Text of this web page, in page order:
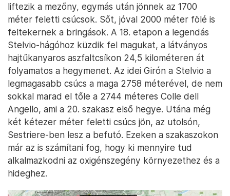
liftezik a mezőny, egymás után jönnek az 1700
méter feletti csúcsok. Sőt, jóval 2000 méter fölé is
feltekernek a bringások. A 18. etapon a legendás
Stelvio-hágóhoz küzdik fel magukat, a látványos
hajtűkanyaros aszfaltcsíkon 24,5 kilométeren át
folyamatos a hegymenet. Az idei Girón a Stelvio a
legmagasabb csúcs a maga 2758 méterével, de nem
sokkal marad el tőle a 2744 méteres Colle dell
Angello, ami a 20. szakasz első hegye. Utána még
két kétezer méter feletti csúcs jön, az utolsón,
Sestriere-ben lesz a befutó. Ezeken a szakaszokon
már az is számítani fog, hogy ki mennyire tud
alkalmazkodni az oxigénszegény környezethez és a
hideghez.